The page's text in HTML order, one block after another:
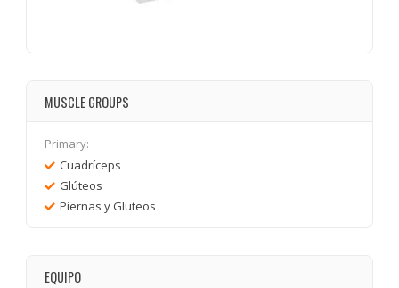
MUSCLE GROUPS
Primary:
Cuadríceps
Glúteos
Piernas y Gluteos
EQUIPO